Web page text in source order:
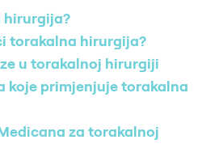
hirurgija?
torakalna hirurgija?
u torakalnoj hirurgiji
koje primjenjuje torakalna
za torakalnoj